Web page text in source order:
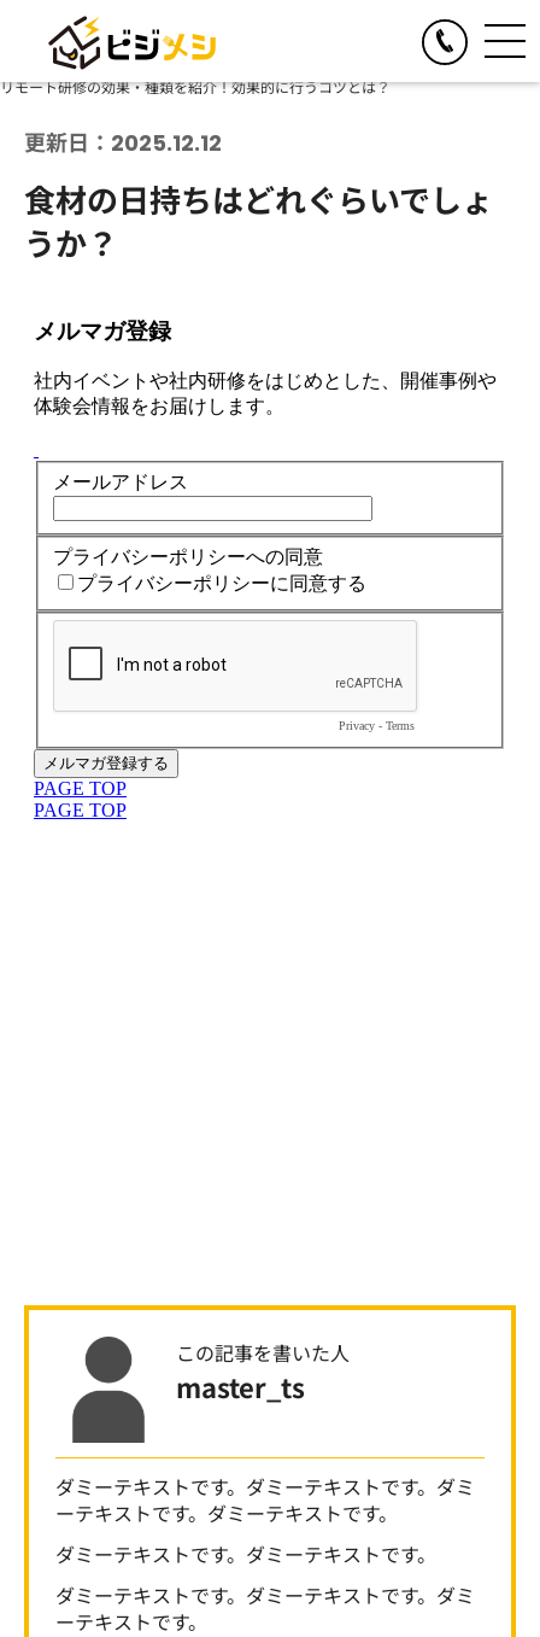
人気の提供サービス
オール社員感謝祭
懇親会・社内パーティープロデュース
クイズ&ビンゴ大会
キングオブラスベガス
チームビルディングクルーズ
人気の提供サービス
オンライン格付けバトル
オンラインゴチバトル
オンライン社内イベントプロデュース
TOGGLE
ビジメシケータリング
ビジメシランチボックス
人気の提供サービス
春のイベント企画
夏のイベント企画
秋のイベント企画
ファミリーイベント企画
周年イベント企画
社員交流イベント企画
企業パーティプロデュース
よくある質問
会社概要
まずは内容を見たい
資料をダウンロードする
一度話を聞いてみたい
閉じる
リモート研修の効果・種類を紹介！効果的に行うコツとは？
更新日：2025.12.12
食材の日持ちはどれぐらいでしょ
うか？
この記事を書いた人
master_ts
ダミーテキストです。ダミーテキストです。ダミ
ーテキストです。ダミーテキストです。
ダミーテキストです。ダミーテキストです。
ダミーテキストです。ダミーテキストです。ダミ
ーテキストです。